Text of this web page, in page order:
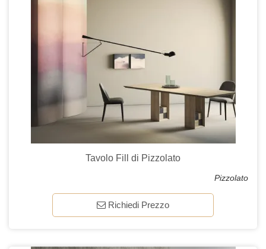
Tavolo Fill di Pizzolato
Pizzolato
Richiedi Prezzo